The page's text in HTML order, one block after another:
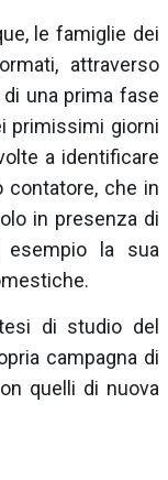
le famiglie dei
attraverso
di una prima fase
primissimi giorni
a identificare
contatore, che in
in presenza di
esempio la sua
di studio del
campagna di
quelli di nuova